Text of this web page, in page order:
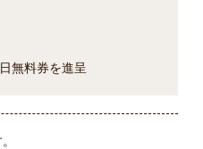
無料券を進呈